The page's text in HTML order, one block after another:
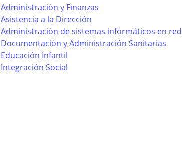
Administración y Finanzas
Asistencia a la Dirección
Administración de sistemas informáticos en red
Documentación y Administración Sanitarias
Educación Infantil
Integración Social